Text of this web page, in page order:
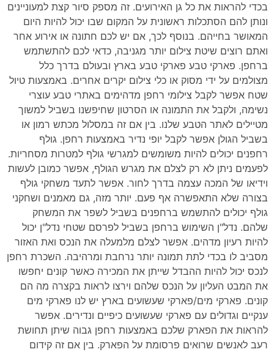
בכדי להראות את כל גן האירועים. זה מספק סיור קצת למעוניינים
ונותן להם הסתכלות ראשונית על המקום שבו יכול להיות היום
המאושר בחייהם. בנוסף לכך, אם יש לכם חתונה או אירוע אחר
ואתם רוצים שיטת צילום יותר מגניבה, כדאי לכם להתשתמש
ברחפן. פארקי טבע פארקי טבע בארץ ובעולם בדרך כלל
מצולמים על ידי מסוק או כלי צילום יקרים אחרים. באמצעות טיול
שטח אפשר לקבל צילומי רחפן מדהימים באתרי טבע עוצרי
נשימה, ולקבל את התמונה או הסרטון שחיפשנו בשביל למשוך
מטיילים לאתר הטבע שלנו. בין אם זה במסלול מכתש רמון או
בשביל הגולן אפשר לקבל יופי נדיר באמצעות רחפן. גולף
רחפנים יכולים להיות משומשים למגרשי גולף למטרות מסחריות.
לפעמים ניתן לא רק לצלם את מגרש הגולף, אפשר כמובן לעשות
וידיאו של המכה עצמה בדרך לחור. אפשר לתעד משחקי גולף
בצורה שלא התאפשרה אף פעם. יותר מזה, גם מאמנים ושחקני
גולף יכולים להתשמש ברחפנים בשביל לשפר את המשחק
שלהם. נדל"ן השימוש ברחפן בשביל לפרסם שטחי נדל"ן יכול
להיות רעיון מדהים. אפשר לצלם מלמעלה את הנכס ואת האזור
מסביב לו בכדי לתת תמונה יותר נרחבת ומרהיבה. השכרת רחפן
לנכס יכול להיות ההבדל שייתן את המכירה כאשר קונים יחפשו
את המבט העליון על הנכס שלהם וירצו לראות בקצרה מה הם
קונים. פארקי מים/פארקי שעשועים בארץ יש לנו פארקי מים
ענקיים וגדולים עם פארקי שעשועים כיפיים ונדירים. אפשר
להראות את הפארק שלכם באמצעות רחפן גבוה שיתן תחושת
רעב לאנשים שרואים פרסומת על הפארק. בין אם זה קידום